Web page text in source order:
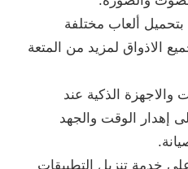
بتحميل ألعاب مختلفة
الاذواق لمزيد من المتعة
والاجهزة الذكية عند
إهدار الوقت والجهد
خدمة تنزيل التطبيقات